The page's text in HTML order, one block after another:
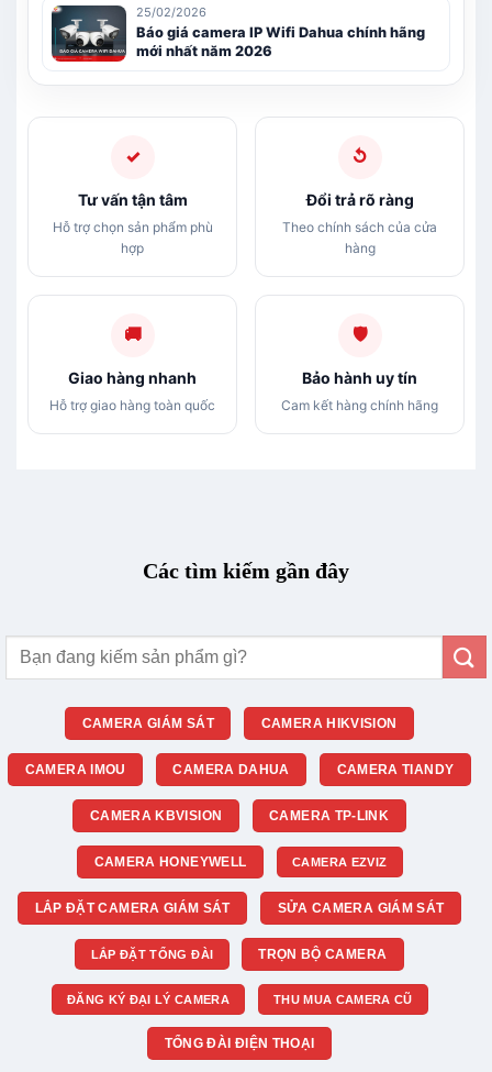
25/02/2026
Báo giá camera IP Wifi Dahua chính hãng
mới nhất năm 2026
✓
Tư vấn tận tâm
Hỗ trợ chọn sản phẩm phù
hợp
↺
Đổi trả rõ ràng
Theo chính sách của cửa
hàng
🚚
Giao hàng nhanh
Hỗ trợ giao hàng toàn quốc
🛡
Bảo hành uy tín
Cam kết hàng chính hãng
Các tìm kiếm gần đây
Tìm
CAMERA GIÁM SÁT CAMERA HIKVISION
CAMERA IMOU CAMERA DAHUA CAMERA TIANDY
CAMERA KBVISION CAMERA TP-LINK
CAMERA HONEYWELL CAMERA EZVIZ
LẮP ĐẶT CAMERA GIÁM SÁT SỬA CAMERA GIÁM SÁT
LẮP ĐẶT TỔNG ĐÀI TRỌN BỘ CAMERA
ĐĂNG KÝ ĐẠI LÝ CAMERA THU MUA CAMERA CŨ
TỔNG ĐÀI ĐIỆN THOẠI